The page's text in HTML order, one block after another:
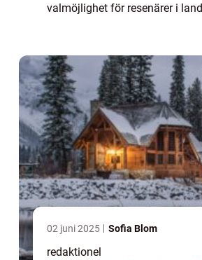
valmöjlighet för resenärer i
02 juni 2025 Sofia Blom
redaktionel